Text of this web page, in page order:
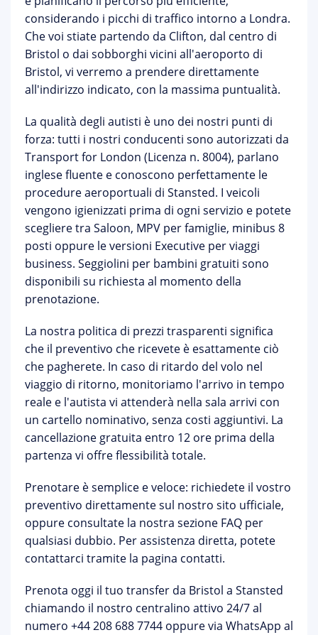
considerando i picchi di traffico intorno a Londra.
Che voi stiate partendo da Clifton, dal centro di
Bristol o dai sobborghi vicini all'aeroporto di
Bristol, vi verremo a prendere direttamente
all'indirizzo indicato, con la massima puntualità.
La qualità degli autisti è uno dei nostri punti di
forza: tutti i nostri conducenti sono autorizzati da
Transport for London (Licenza n. 8004), parlano
inglese fluente e conoscono perfettamente le
procedure aeroportuali di Stansted. I veicoli
vengono igienizzati prima di ogni servizio e potete
scegliere tra Saloon, MPV per famiglie, minibus 8
posti oppure le versioni Executive per viaggi
business. Seggiolini per bambini gratuiti sono
disponibili su richiesta al momento della
prenotazione.
La nostra politica di prezzi trasparenti significa
che il preventivo che ricevete è esattamente ciò
che pagherete. In caso di ritardo del volo nel
viaggio di ritorno, monitoriamo l'arrivo in tempo
reale e l'autista vi attenderà nella sala arrivi con
un cartello nominativo, senza costi aggiuntivi. La
cancellazione gratuita entro 12 ore prima della
partenza vi offre flessibilità totale.
Prenotare è semplice e veloce: richiedete il vostro
preventivo direttamente sul nostro sito ufficiale,
oppure consultate la nostra sezione FAQ per
qualsiasi dubbio. Per assistenza diretta, potete
contattarci tramite la pagina contatti.
Prenota oggi il tuo transfer da Bristol a Stansted
chiamando il nostro centralino attivo 24/7 al
numero +44 208 688 7744 oppure via WhatsApp al